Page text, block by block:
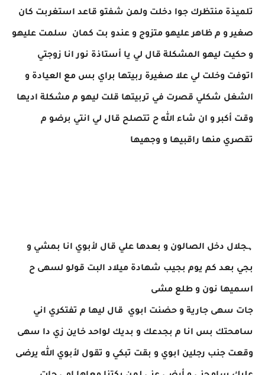
تلميذة منتظرك جوا دخلت ولمن شفتو قاعد استغربت كان
صغير و م ظاهر عليهو متزوج و عندو بت كمان سلمت عليهو
و حكيت ليهو المشكلة قال لي يا أستاذة نور انا زوجتي
اتوفت وخلت لي علا صغيرة ربيتها براي بس مع العيادة و
الشغل شكلي قصرت في تربيتها قلت ليهو م مشكلة اديها
وقت أكبر و ان شاء الله ح تتصلح قال لي انتي برضو م
تقصري منها راقبيها و وجهيها
ہجلال دخل الصالون و بعدها علي قال لأبوي انا بمشي و
بجي بعد كم يوم بجيب شهادة ميلاد البت قولو لسهى ح
اسميها نون و طلع مشى
جات سهى جارية و حضنت ابوي قال ليها م تفتكري اني
سامحتك بس انا م بجدعك و بديك لواحد خاين زي دا سهى
وقعت جنب رجلين ابوي و بقت تبكي و تقول لأبوي الله يرضى